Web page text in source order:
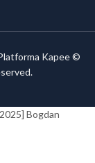
Kapee ©
Bogdan